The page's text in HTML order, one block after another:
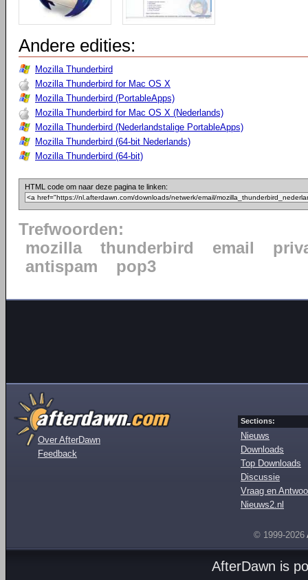
Andere edities:
Mozilla Thunderbird
Mozilla Thunderbird for Mac OS X
Mozilla Thunderbird (PortableApps)
Mozilla Thunderbird for Mac OS X (Nederlands)
Mozilla Thunderbird (Nederlandstalige PortableApps)
Mozilla Thunderbird (64-bit Nederlands)
Mozilla Thunderbird (64-bit)
HTML code om naar deze pagina te linken:
Trefwoorden:
mozilla
thunderbird email
antispam
pop3
Over AfterDawn
Feedback
Sections:
Nieuws
Downloads
Top Downloads
Discussie
Vraag en
Nieuws2.nl
© 1999-2026
AfterDawn is